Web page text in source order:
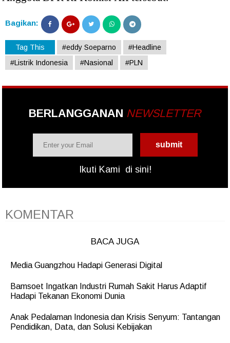
Bagikan:
Tag This #eddy Soeparno
#Headline
#Listrik Indonesia
#Nasional #PLN
BERLANGGANAN NEWSLETTER
Ikuti Kami di sini!
KOMENTAR
BACA JUGA
Media Guangzhou Hadapi Generasi Digital
Bamsoet Ingatkan Industri Rumah Sakit Harus Adaptif
Hadapi Tekanan Ekonomi Dunia
Anak Pedalaman Indonesia dan Krisis Senyum: Tantangan
Pendidikan, Data, dan Solusi Kebijakan